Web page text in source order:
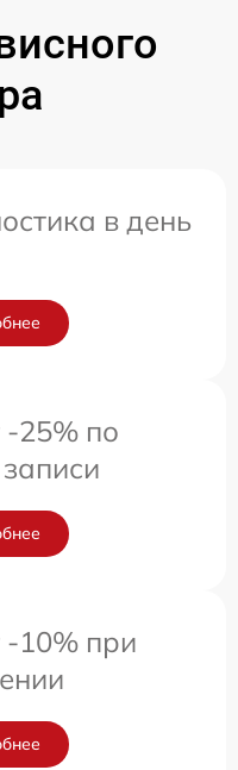
в день
25% по
10% при